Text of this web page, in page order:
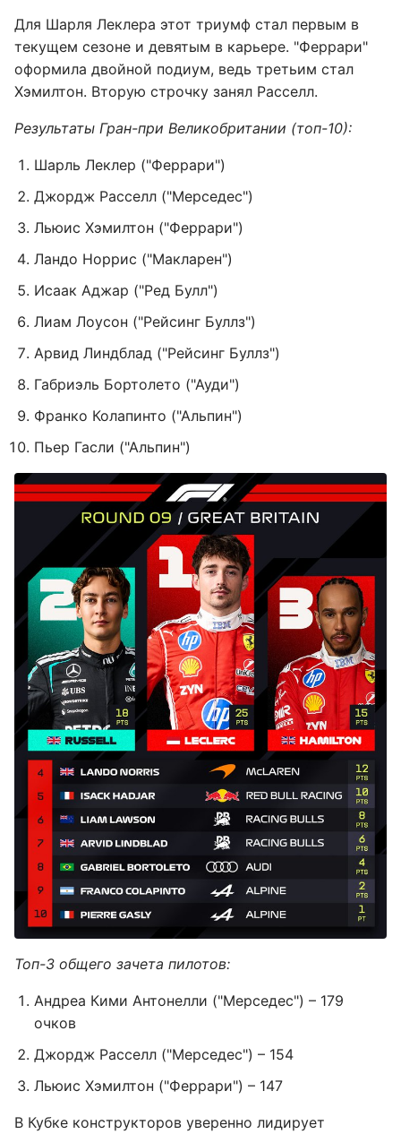
Для Шарля Леклера этот триумф стал первым в
текущем сезоне и девятым в карьере. "Феррари"
оформила двойной подиум, ведь третьим стал
Хэмилтон. Вторую строчку занял Расселл.
Результаты Гран-при Великобритании (топ-10):
Шарль Леклер ("Феррари")
Джордж Расселл ("Мерседес")
Льюис Хэмилтон ("Феррари")
Ландо Норрис ("Макларен")
Исаак Аджар ("Ред Булл")
Лиам Лоусон ("Рейсинг Буллз")
Арвид Линдблад ("Рейсинг Буллз")
Габриэль Бортолето ("Ауди")
Франко Колапинто ("Альпин")
Пьер Гасли ("Альпин")
Топ-3 общего зачета пилотов:
Андреа Кими Антонелли ("Мерседес") – 179
очков
Джордж Расселл ("Мерседес") – 154
Льюис Хэмилтон ("Феррари") – 147
В Кубке конструкторов уверенно лидирует